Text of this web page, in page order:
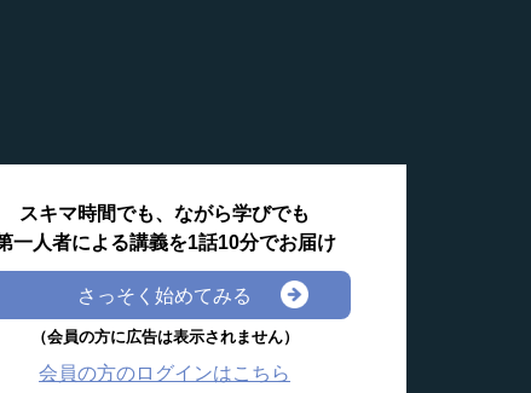
スキマ時間でも、ながら学びでも
一人者による講義を1話10分でお届け
さっそく始めてみる
（会員の方に広告は表示されません）
会員の方のログインはこちら